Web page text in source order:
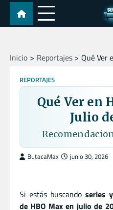
Skip
content
Inicio Reportajes Qué Ver
REPORTAJES
Qué Ver en
Julio
ButacaMax junio 30, 2026
Si estás buscando series
de HBO Max en julio de